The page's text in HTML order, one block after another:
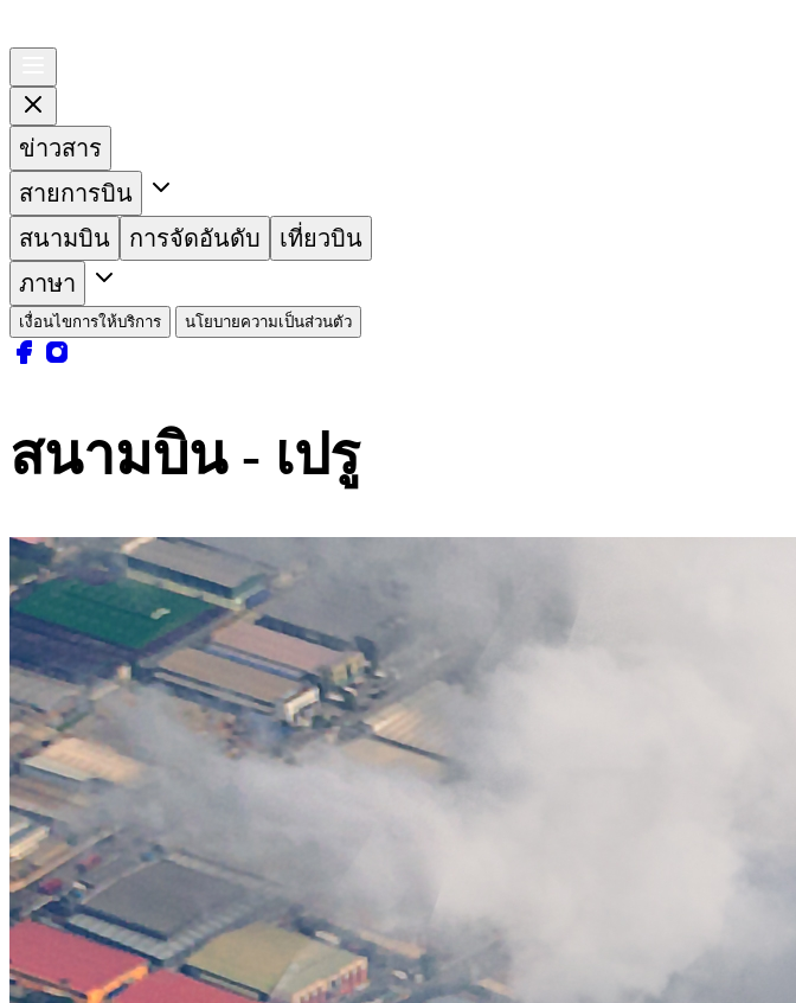
ข่าวสาร
สายการบิน
สนามบิน
การจัดอันดับ
เที่ยวบิน
ภาษา
เงื่อนไขการให้บริการ นโยบายความเป็นส่วนตัว
สนามบิน - เปรู